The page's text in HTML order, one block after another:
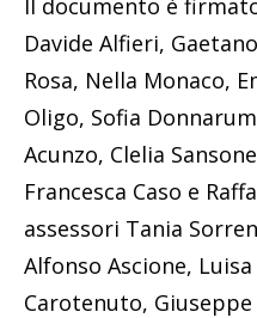
Il documento è
Davide Alfieri,
Rosa, Nella Monaco,
Oligo, Sofia
Acunzo, Clelia
Francesca Caso e
assessori Tania
Alfonso Ascione,
Carotenuto,